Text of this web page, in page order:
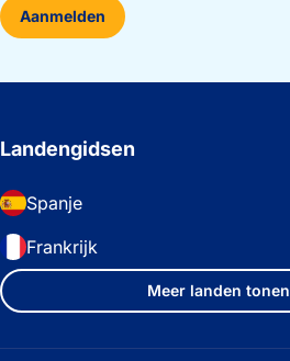
Aanmelden
Landengidsen
Spanje
Frankrijk
Meer landen tonen